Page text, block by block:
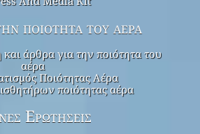
ποιότητα του αέρα
άρθρα για την ποιότητα του
αέρα
Ποιότητας Αέρα
ποιότητας αέρα
Ερωτήσεις